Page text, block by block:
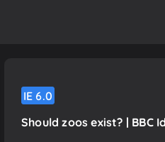
IE 6.0
Should zoos exist? | BBC